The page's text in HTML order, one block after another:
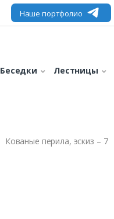
Наше портфолио
Беседки Лестницы
Кованые перила, эскиз – 7